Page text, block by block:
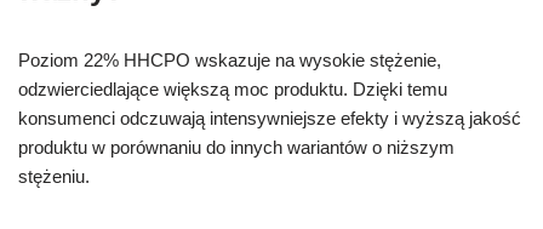
Poziom 22% HHCPO wskazuje na wysokie stężenie,
odzwierciedlające większą moc produktu. Dzięki temu
konsumenci odczuwają intensywniejsze efekty i wyższą jakość
produktu w porównaniu do innych wariantów o niższym
stężeniu.